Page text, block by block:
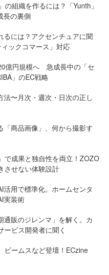
組織を作るには？「Yunth」
長の裏側
るには？アクセンチュアに聞
ックコマース」対応
億円規模へ 急成長中の「セ
」のEC戦略
法〜月次・週次・日次の正し
「商品画像」、何から撮影す
で成果と独自性を両立！ZOZO
させない体験設計
用で標準化。ホームセンタ
実装術
通販のジレンマ」を解く。カ
ービス開発者に聞く
ビームスなど登壇！ECzine